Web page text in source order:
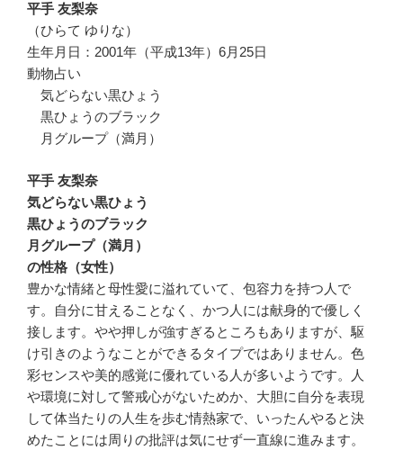
平手 友梨奈
（ひらて ゆりな）
生年月日：2001年（平成13年）6月25日
動物占い
気どらない黒ひょう
黒ひょうのブラック
月グループ（満月）
平手 友梨奈
気どらない黒ひょう
黒ひょうのブラック
月グループ（満月）
の性格（女性）
豊かな情緒と母性愛に溢れていて、包容力を持つ人で
す。自分に甘えることなく、かつ人には献身的で優しく
接します。やや押しが強すぎるところもありますが、駆
け引きのようなことができるタイプではありません。色
彩センスや美的感覚に優れている人が多いようです。人
や環境に対して警戒心がないためか、大胆に自分を表現
して体当たりの人生を歩む情熱家で、いったんやると決
めたことには周りの批評は気にせず一直線に進みます。